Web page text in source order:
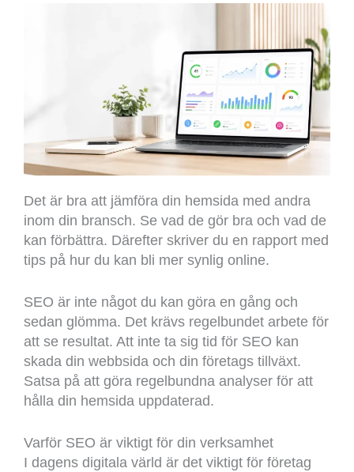
Det är bra att jämföra din hemsida med andra
inom din bransch. Se vad de gör bra och vad de
kan förbättra. Därefter skriver du en rapport med
tips på hur du kan bli mer synlig online.
SEO är inte något du kan göra en gång och
sedan glömma. Det krävs regelbundet arbete för
att se resultat. Att inte ta sig tid för SEO kan
skada din webbsida och din företags tillväxt.
Satsa på att göra regelbundna analyser för att
hålla din hemsida uppdaterad.
Varför SEO är viktigt för din verksamhet
I dagens digitala värld är det viktigt för företag